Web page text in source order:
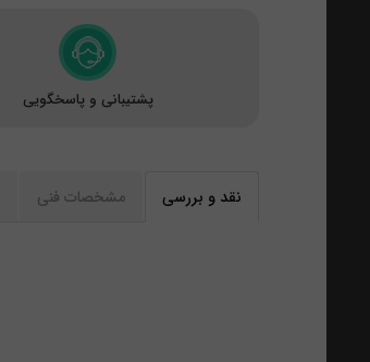
پشتیبانی و پاسخگویی
نقد و بررسی مشخصات فنی